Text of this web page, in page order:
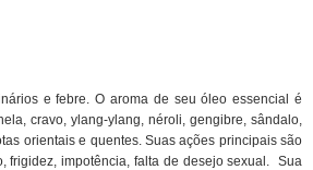
e febre. O aroma de seu óleo essencial é
cravo, ylang-ylang néroli , gengibre, sândalo,
orientais e quentes. Suas ações principais são
frigidez, impotência, falta de desejo sexual.
Sua